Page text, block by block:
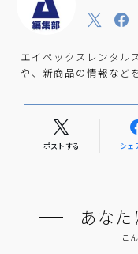
エイペックスレンタル
や、新商品の情報など
ポストする シェ
あなた
こ